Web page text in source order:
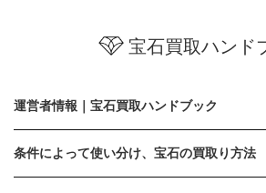
宝石買取ハンド
運営者情報｜宝石買取ハンドブック
条件によって使い分け、宝石の買取り方法